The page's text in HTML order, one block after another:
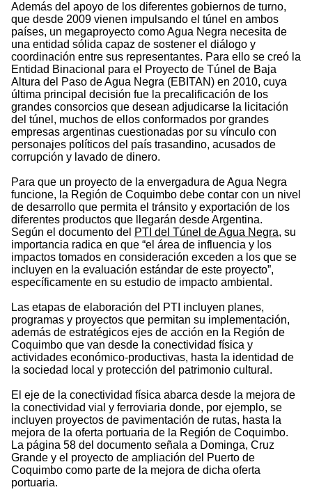
Además del apoyo de los diferentes gobiernos de turno,
que desde 2009 vienen impulsando el túnel en ambos
países, un megaproyecto como Agua Negra necesita de
una entidad sólida capaz de sostener el diálogo y
coordinación entre sus representantes. Para ello se creó la
Entidad Binacional para el Proyecto de Túnel de Baja
Altura del Paso de Agua Negra (EBITAN) en 2010, cuya
última principal decisión fue la precalificación de los
grandes consorcios que desean adjudicarse la licitación
del túnel, muchos de ellos conformados por grandes
empresas argentinas cuestionadas por su vínculo con
personajes políticos del país trasandino, acusados de
corrupción y lavado de dinero.
Para que un proyecto de la envergadura de Agua Negra
funcione, la Región de Coquimbo debe contar con un nivel
de desarrollo que permita el tránsito y exportación de los
diferentes productos que llegarán desde Argentina.
Según el documento del PTI del Túnel de Agua Negra, su
importancia radica en que “el área de influencia y los
impactos tomados en consideración exceden a los que se
incluyen en la evaluación estándar de este proyecto”,
específicamente en su estudio de impacto ambiental.
Las etapas de elaboración del PTI incluyen planes,
programas y proyectos que permitan su implementación,
además de estratégicos ejes de acción en la Región de
Coquimbo que van desde la conectividad física y
actividades económico-productivas, hasta la identidad de
la sociedad local y protección del patrimonio cultural.
El eje de la conectividad física abarca desde la mejora de
la conectividad vial y ferroviaria donde, por ejemplo, se
incluyen proyectos de pavimentación de rutas, hasta la
mejora de la oferta portuaria de la Región de Coquimbo.
La página 58 del documento señala a Dominga, Cruz
Grande y el proyecto de ampliación del Puerto de
Coquimbo como parte de la mejora de dicha oferta
portuaria.